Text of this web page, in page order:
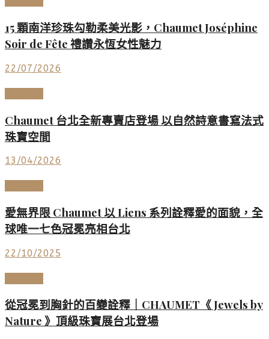
15 顆南洋珍珠勾勒柔美光影，Chaumet Joséphine
Soir de Fête 禮讚永恆女性魅力
22/07/2026
Chaumet 台北全新專賣店登場 以自然詩意書寫法式
珠寶空間
13/04/2026
愛無界限 Chaumet 以 Liens 系列詮釋愛的面貌，全
球唯一七色冠冕亮相台北
22/10/2025
從冠冕到胸針的百變詮釋｜CHAUMET《 Jewels by
Nature 》頂級珠寶展台北登場